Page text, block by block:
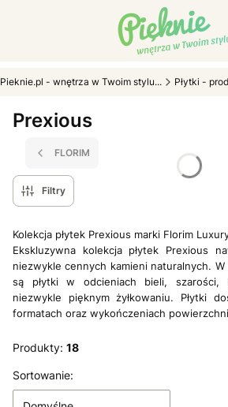
Pieknie.pl - wnętrza w Twoim stylu... Płytki -
Prexious
FLORIM
Filtry
Kolekcja płytek Prexious marki Florim
Ekskluzywna kolekcja płytek Prexious
niezwykle cennych kamieni naturalnych.
są płytki w odcieniach bieli,
niezwykle pięknym żyłkowaniu. Płytki
formatach oraz wykończeniach
Produkty: 18
Lista produktów
Sortowanie: